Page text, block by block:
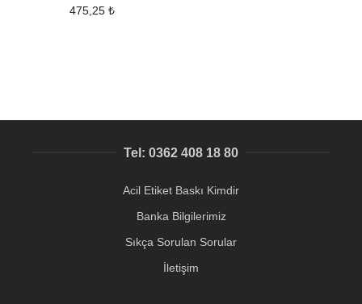
475,25 ₺
Tel: 0362 408 18 80
Acil Etiket Baskı Kimdir
Banka Bilgilerimiz
Sıkça Sorulan Sorular
İletişim